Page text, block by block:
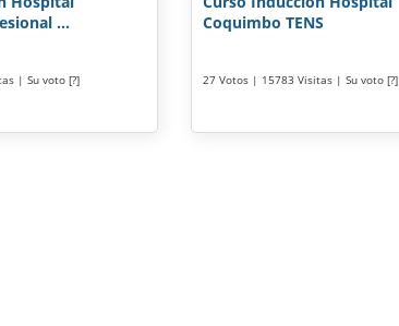
...
| Su voto [?]
Coquimbo TENS
27 Votos | 15783 Visitas | Su voto [?]